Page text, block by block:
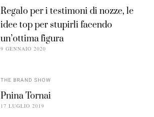
Regalo per i testimoni di nozze, le
idee top per stupirli facendo
un’ottima figura
9 GENNAIO 2020
THE BRAND SHOW
Pnina Tornai
17 LUGLIO 2019